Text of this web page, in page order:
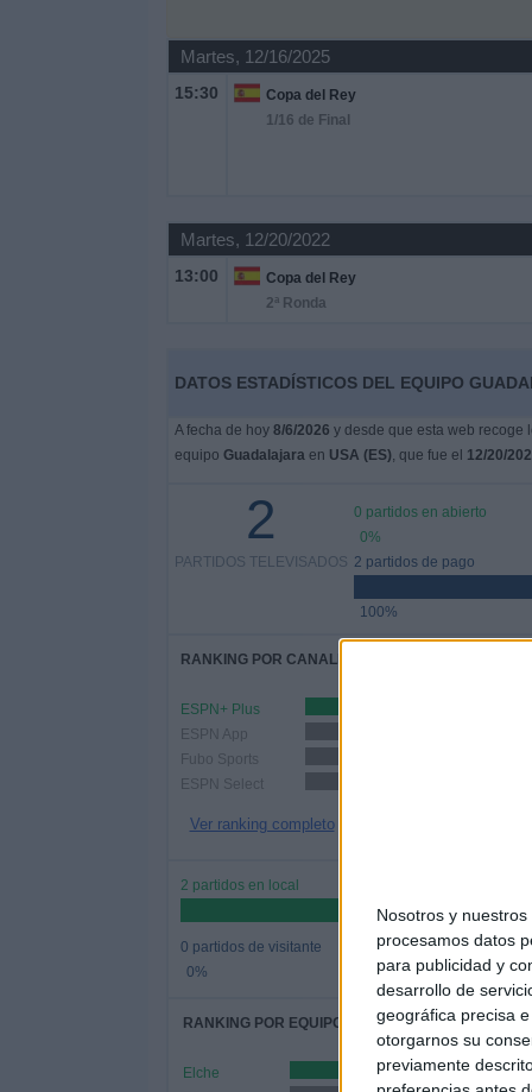
Nosotros y nuestros
procesamos datos
para publicidad y
desarrollo de
geográfica precisa
otorgarnos su
previamente
Martes, 12/16/2025
15:30
Copa del Rey
1/16 de Final
Martes, 12/20/2022
13:00
Copa del Rey
2ª Ronda
DATOS ESTADÍSTICOS DEL EQUIPO
A fecha de hoy 8/6/2026 y desde que esta web recoge
equipo Guadalajaraen USA (ES), que fue el 12/20/
2
PARTIDOS TELEVISADOS
0 partidos en abierto
0%
2 partidos de pago
100%
RANKING POR CANALES
ESPN+ Plus
ESPN App
Fubo Sports
ESPN Select
Ver ranking completo
2 partidos en local
0 partidos de visitante
0%
RANKING POR EQUIPOS
Elche
1 (50%)